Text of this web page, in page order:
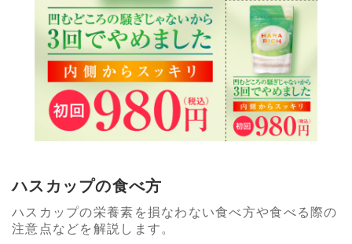
ハスカップの食べ方
ハスカップの栄養素を損なわない食べ方や食べる際の
注意点などを解説します。